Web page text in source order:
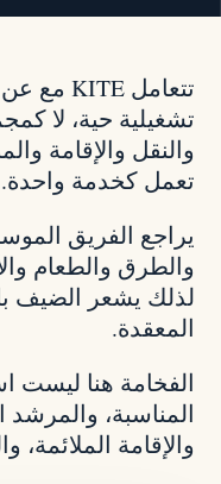
تشغيلية حية، لا
والنقل والإقامة
تعمل كخدمة واحدة.
يراجع الفريق
والطرق والطعام
لذلك يشعر الضيف
المعقدة.
الفخامة هنا ليست
المناسبة، والمرشد
والإقامة